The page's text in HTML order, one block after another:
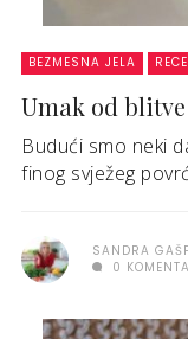
BEZMESNA JELA
Umak od blitve
Budući smo neki
finog svježeg
SANDRA
0